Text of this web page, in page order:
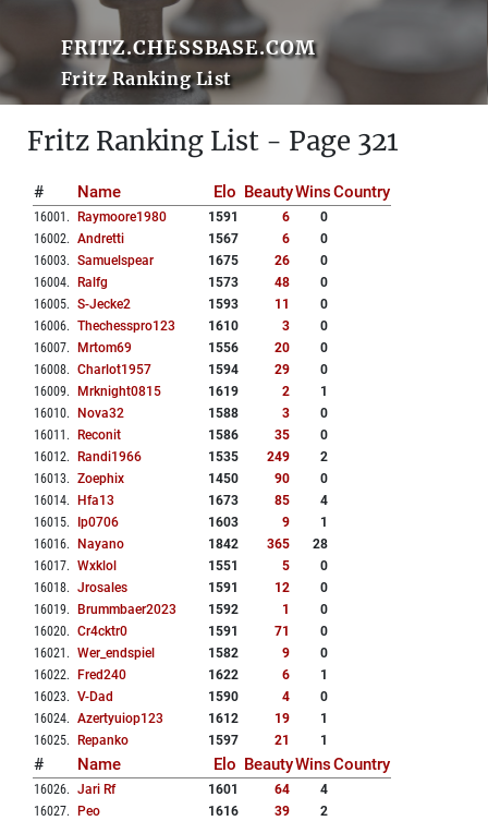
FRITZ.CHESSBASE.COM
Fritz Ranking List
Fritz Ranking List - Page 321
# Name Elo BeautyWinsCountry
16001 . Raymoore1980 1591 6
0
16002. Andretti 1567 6
0
16003. Samuelspear 1675 26
0
16004. Ralfg 1573 48
0
16005. S-Jecke2 1593 11
0
16006. Thechesspro123 1610 3
0
16007. Mrtom69 1556 20
0
16008. Charlot1957 1594 29
0
16009. Mrknight0815 1619 2
1
16010. Nova32 1588 3
0
16011 . Reconit 1586 35
0
16012. Randi1966 1535 249
2
16013. Zoephix 1450 90
0
16014. Hfa13 1673 85
4
16015. Ip0706 1603 9
1
16016. Nayano 1842 365
28
16017. Wxklol 1551 5
0
16018. Jrosales 1591 12
0
16019. Brummbaer2023 1592 1
0
16020. Cr4cktr0 1591 71
0
16021 . Wer_endspiel 1582 9
0
16022. Fred240 1622 6
1
16023. V-Dad 1590 4
0
16024. Azertyuiop123 1612 19
1
16025. Repanko 1597 21 1
# Name Elo BeautyWinsCountry
16026. Jari Rf 1601 64
4
16027. Peo 1616 39
2